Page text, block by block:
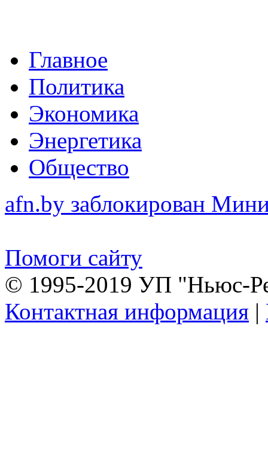
Главное
Политика
Экономика
Энергетика
Общество
afn.by заблокирован
Помоги сайту
© 1995-2019 УП "Ньюс-
Контактная информация |